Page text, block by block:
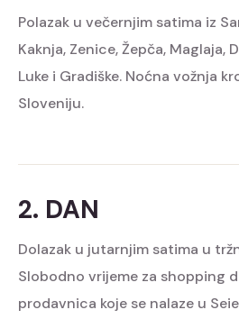
Polazak u večernjim satima iz
Kaknja, Zenice, Žepča, Maglaja,
Luke i Gradiške. Noćna vožnja
Sloveniju.
2. DAN
Dolazak u jutarnjim satima u
Slobodno vrijeme za shopping
prodavnica koje se nalaze u